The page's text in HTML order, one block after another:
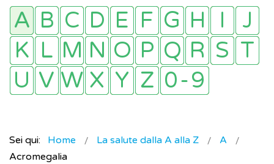
Sei qui: Home La salute dalla A alla Z
A
Acromegalia